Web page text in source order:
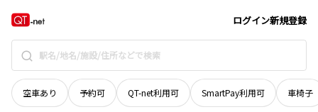
ログイン新規登録
空車あり 予約可 QT-net利用可 SmartPay利用可 車椅子
長野県